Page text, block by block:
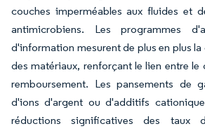
couches imperméables aux fluides et
antimicrobiens. Les programmes
d'information mesurent de plus en plus
des matériaux, renforçant le lien entre
remboursement. Les pansements de
d'ions d'argent ou d'additifs
réductions significatives des taux